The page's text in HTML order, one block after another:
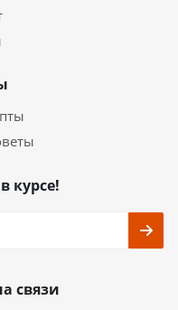
курсе!
связи